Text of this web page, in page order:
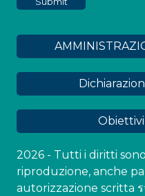
Obiettivi
2026 - Tutti i diritti
riproduzione, anche
autorizzazione scritta